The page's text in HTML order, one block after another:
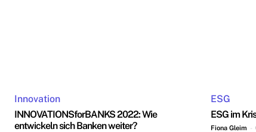
Innovation
INNOVATIONSforBANKS 2022: Wie
entwickeln sich Banken weiter?
ESG
ESG im
Fiona Gleim -